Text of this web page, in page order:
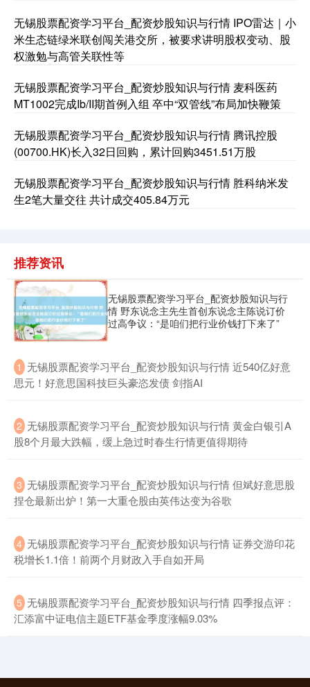
基金指数 7244.35 +2.25 +0.03%
国债指数 229.76 +0.07 +0.03%
期指IC0 7864.00 +8.80 +0.11%
无锡股票配资学习平台_配资炒股知识与行情 IPO雷达｜小
米生态链绿米联创闯关港交所，被要求讲明股权变动、股
权激勉与高管关联性等
无锡股票配资学习平台_配资炒股知识与行情 麦科医药
MT1002完成Ib/II期首例入组 卒中“双管线”布局加快鞭策
无锡股票配资学习平台_配资炒股知识与行情 腾讯控股
(00700.HK)长入32日回购，累计回购3451.51万股
无锡股票配资学习平台_配资炒股知识与行情 胜科纳米发
生2笔大量交往 共计成交405.84万元
推荐资讯
无锡股票配资学习平台_配资炒股知识与行
情 野东说念主先生首创东说念主陈说订价
过高争议：“是咱们把行业价钱打下来了”
1 ​无锡股票配资学习平台_配资炒股知识与行情 近540亿好意
思元！好意思国科技巨头豪恣发债 剑指AI
2 ​无锡股票配资学习平台_配资炒股知识与行情 黄金白银引A
股8个月最大跌幅，缓上急过时春生行情更值得期待
3 ​无锡股票配资学习平台_配资炒股知识与行情 但斌好意思股
捏仓最新出炉！第一大重仓股由英伟达变为谷歌
4 ​无锡股票配资学习平台_配资炒股知识与行情 证券交游印花
税增长1.1倍！前两个月财政入手自如开局
5 ​无锡股票配资学习平台_配资炒股知识与行情 四季报点评：
汇添富中证电信主题ETF基金季度涨幅9.03%